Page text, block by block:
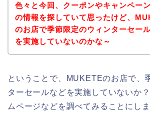
色々と今回、クーポンやキャンペー
の情報を探していて思ったけど、
のお店で季節限定のウィンターセー
を実施していないのかな～
ということで、MUKETEのお店で、
ターセールなどを実施していないか
ムページなどを調べてみることにしま